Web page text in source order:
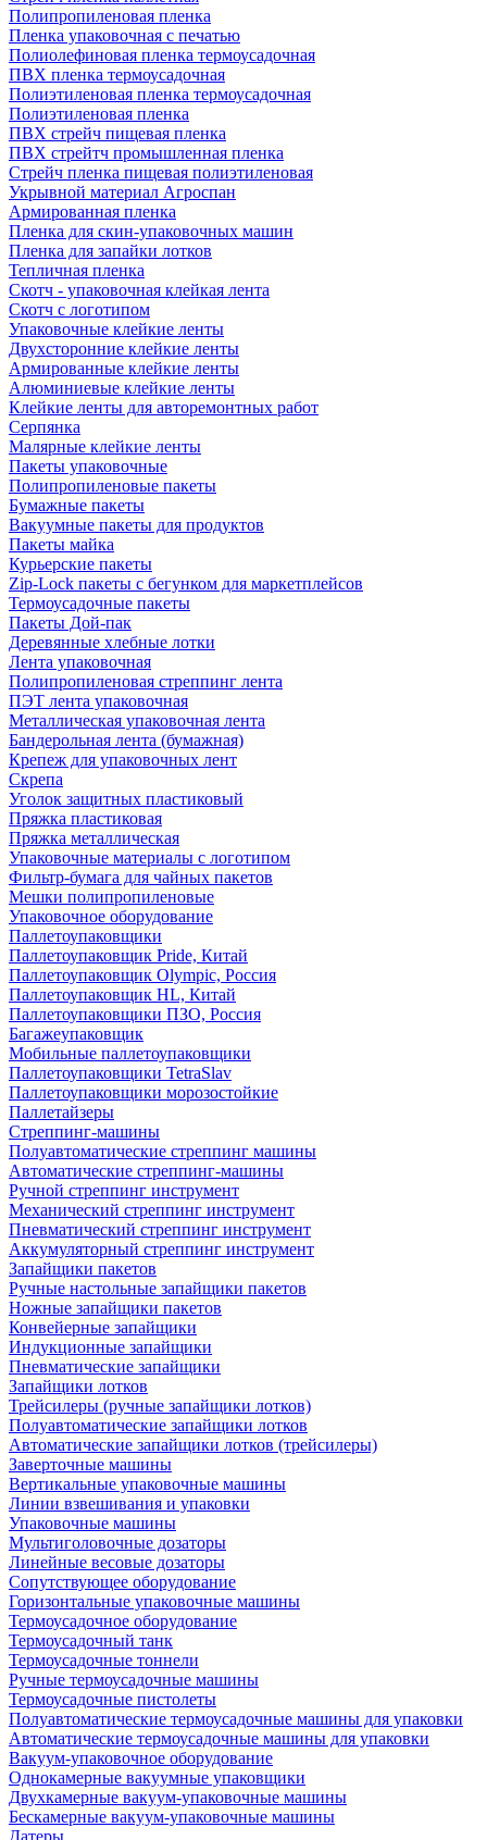
Полипропиленовая пленка
Пленка упаковочная с печатью
Полиолефиновая пленка термоусадочная
ПВХ пленка термоусадочная
Полиэтиленовая пленка термоусадочная
Полиэтиленовая пленка
ПВХ стрейч пищевая пленка
ПВХ стрейтч промышленная пленка
Стрейч пленка пищевая полиэтиленовая
Укрывной материал Агроспан
Армированная пленка
Пленка для скин-упаковочных машин
Пленка для запайки лотков
Тепличная пленка
Скотч - упаковочная клейкая лента
Скотч с логотипом
Упаковочные клейкие ленты
Двухсторонние клейкие ленты
Армированные клейкие ленты
Алюминиевые клейкие ленты
Клейкие ленты для авторемонтных работ
Серпянка
Малярные клейкие ленты
Пакеты упаковочные
Полипропиленовые пакеты
Бумажные пакеты
Вакуумные пакеты для продуктов
Пакеты майка
Курьерские пакеты
Zip-Lock пакеты с бегунком для маркетплейсов
Термоусадочные пакеты
Пакеты Дой-пак
Деревянные хлебные лотки
Лента упаковочная
Полипропиленовая стреппинг лента
ПЭТ лента упаковочная
Металлическая упаковочная лента
Бандерольная лента (бумажная)
Крепеж для упаковочных лент
Скрепа
Уголок защитных пластиковый
Пряжка пластиковая
Пряжка металлическая
Упаковочные материалы с логотипом
Фильтр-бумага для чайных пакетов
Мешки полипропиленовые
Упаковочное оборудование
Паллетоупаковщики
Паллетоупаковщик Pride, Китай
Паллетоупаковщик Olympic, Россия
Паллетоупаковщик HL, Китай
Паллетоупаковщики ПЗО, Россия
Багажеупаковщик
Мобильные паллетоупаковщики
Паллетоупаковщики TetraSlav
Паллетоупаковщики морозостойкие
Паллетайзеры
Стреппинг-машины
Полуавтоматические стреппинг машины
Автоматические стреппинг-машины
Ручной стреппинг инструмент
Механический стреппинг инструмент
Пневматический стреппинг инструмент
Аккумуляторный стреппинг инструмент
Запайщики пакетов
Ручные настольные запайщики пакетов
Ножные запайщики пакетов
Конвейерные запайщики
Индукционные запайщики
Пневматические запайщики
Запайщики лотков
Трейсилеры (ручные запайщики лотков)
Полуавтоматические запайщики лотков
Автоматические запайщики лотков (трейсилеры)
Заверточные машины
Вертикальные упаковочные машины
Линии взвешивания и упаковки
Упаковочные машины
Мультиголовочные дозаторы
Линейные весовые дозаторы
Сопутствующее оборудование
Горизонтальные упаковочные машины
Термоусадочное оборудование
Термоусадочный танк
Термоусадочные тоннели
Ручные термоусадочные машины
Термоусадочные пистолеты
Полуавтоматические термоусадочные машины для упаковки
Автоматические термоусадочные машины для упаковки
Вакуум-упаковочное оборудование
Однокамерные вакуумные упаковщики
Двухкамерные вакуум-упаковочные машины
Бескамерные вакуум-упаковочные машины
Датеры